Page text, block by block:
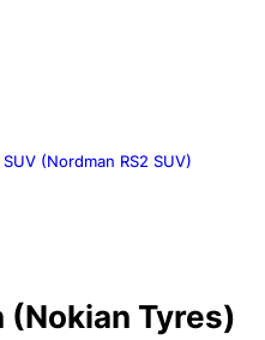
(Nordman RS2 SUV)
Tyres)